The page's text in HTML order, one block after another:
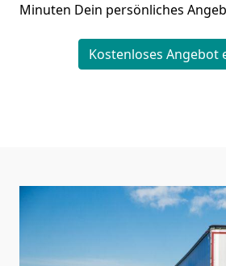
Minuten Dein persönliches
Kostenloses Angebot